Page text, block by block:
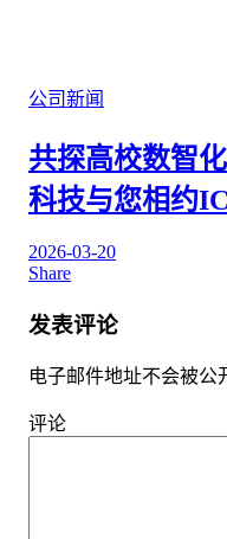
公司新闻
共探高校数智
科技与您相约
2026-03-20
Share
发表评论
电子邮件地址不会被公
评论